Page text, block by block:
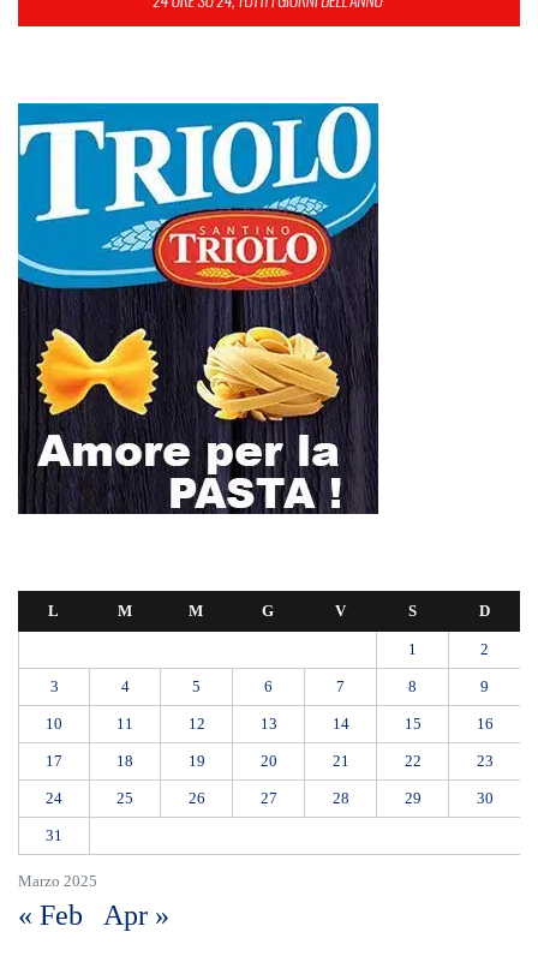
Marzo 2025
L M M G V S D
1 2
3 4 5 6 7 8 9
10 11 12 13 14 15 16
17 18 19 20 21 22 23
24 25 26 27 28 29 30
31
« Feb Apr »